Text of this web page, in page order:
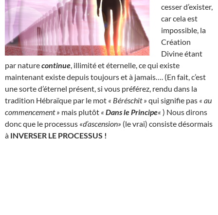
cesser d’exister,
car cela est
impossible, la
Création
Divine étant
par naturecontinue , illimité et éternelle, ce qui existe
maintenant existe depuis toujours et à jamais…. (En fait, c’est
une sorte d’éternel présent, si vous préférez, rendu dans la
tradition Hébraïque par le mot « Béréschit » qui signifie pas « au
commencement » mais plutôt « Dans le Principe« ) Nous dirons
donc que le processus «d’ascension» (le vrai) consiste désormais
à INVERSER LE PROCESSUS !